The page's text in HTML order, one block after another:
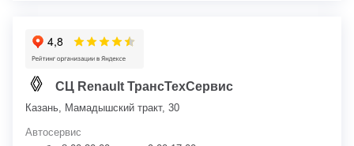
СЦ Renault ТрансТехСервис
Казань, Мамадышский тракт, 30
Автосервис